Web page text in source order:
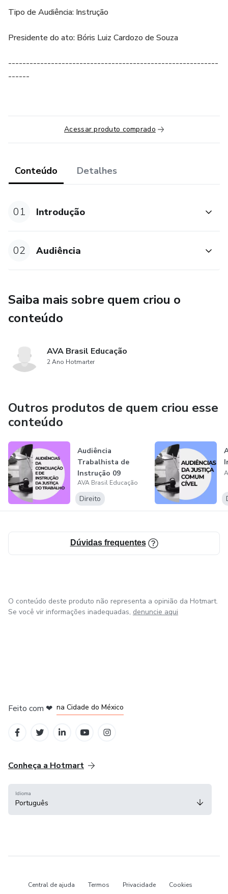
Tipo de Audiência: Instrução
Presidente do ato: Bóris Luiz Cardozo de Souza
-----------------------------------------------------------
------
Acessar produto comprado
Conteúdo Detalhes
01 Introdução
02 Audiência
Saiba mais sobre quem criou o
conteúdo
AVA Brasil Educação
2 Ano Hotmarter
Outros produtos de quem criou esse
conteúdo
Audiência
Trabalhista de
Instrução 09
AVA Brasil Educação
Direito
Dúvidas frequentes
O conteúdo deste produto não representa a opinião da Hotmart.
Se você vir informações inadequadas, denuncie aqui
Feito com ❤ na Cidade do México
Conheça a Hotmart
Idioma
Português
Central de ajuda Termos Privacidade Cookies